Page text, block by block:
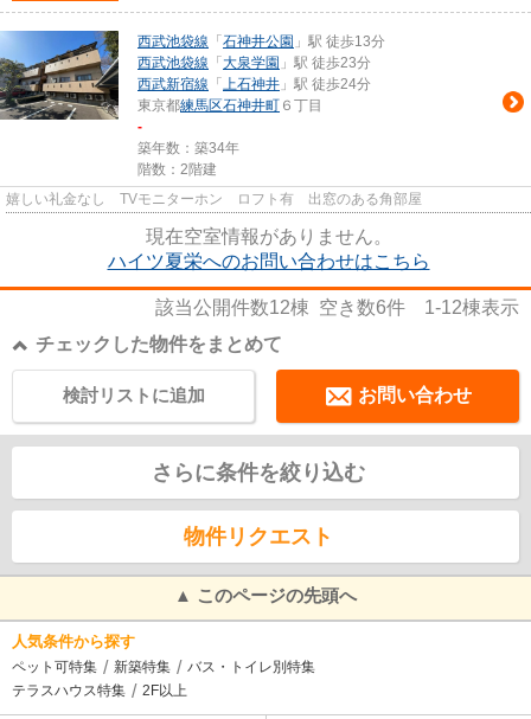
西武池袋線 「 石神井公園 」駅 徒歩13分
西武池袋線 「 大泉学園 」駅 徒歩23分
西武新宿線 「 上石神井 」駅 徒歩24分
東京都練馬区石神井町 ６丁目
-
築年数：築34年
階数：2階建
嬉しい礼金なし TVモニターホン ロフト有 出窓のある角部屋
現在空室情報がありません。
ハイツ夏栄へのお問い合わせはこちら
該当公開件数12棟 空き数6件 1-12棟表示
チェックした物件をまとめて
お問い合わせ
検討リストに追加
さらに条件を絞り込む
物件リクエスト
▲ このページの先頭へ
人気条件から探す
ペット可特集 新築特集
バス・トイレ別特集
テラスハウス特集
2F以上